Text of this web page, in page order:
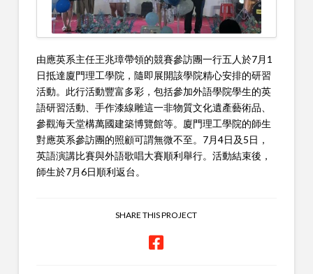
由應英系主任王兆璋帶領的競賽參訪團一行五人於7月1
日抵達廈門理工學院，隨即展開該學院精心安排的研習
活動。此行活動豐富多彩，包括參加外語學院學生的英
語研習活動、手作漆線雕這一非物質文化遺產藝術品、
參觀海天堂構萬國建築博覽館等。廈門理工學院的師生
對應英系參訪團的照顧可謂無微不至。7月4日及5日，
英語演講比賽與外語歌唱大賽順利舉行。活動結束後，
師生於7月6日順利返台。
SHARE THIS PROJECT